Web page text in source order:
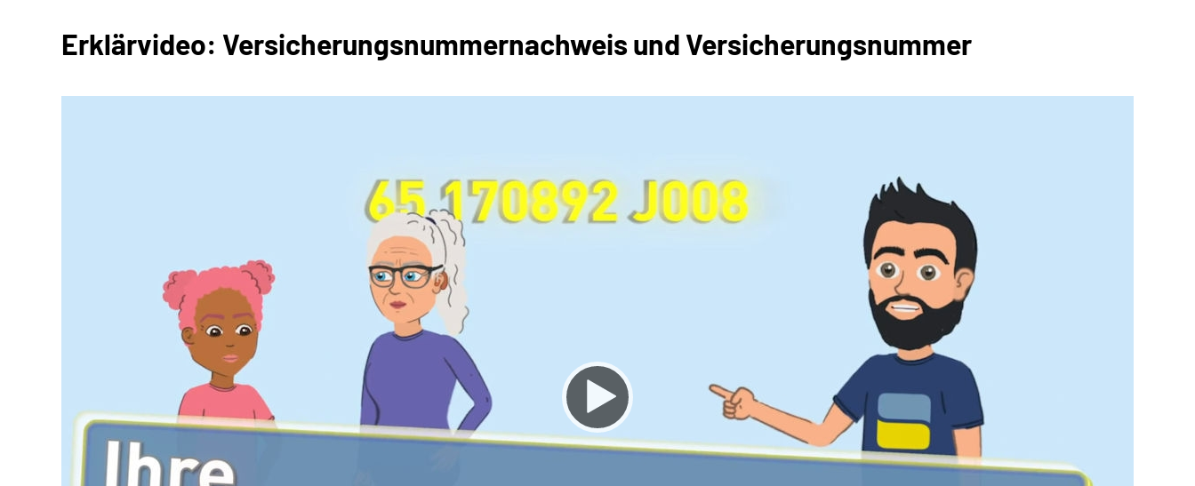
Erklärvideo: Versicherung­­­snummer­nachweis und Versicherungsnummer